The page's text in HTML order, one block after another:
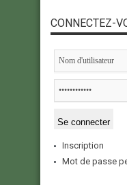
CONNECTEZ-
Inscription
Mot de passe